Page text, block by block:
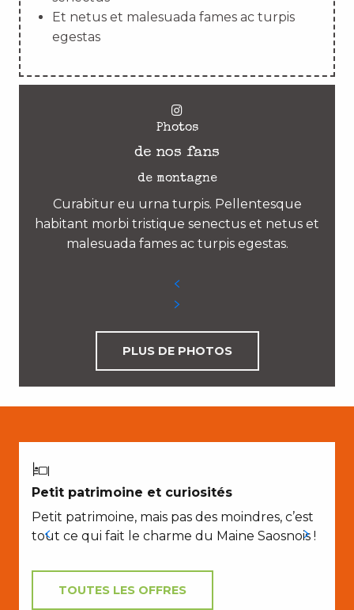
Et netus et malesuada fames ac turpis
egestas
Photos
de nos fans
de montagne
Curabitur eu urna turpis. Pellentesque
habitant morbi tristique senectus et netus et
malesuada fames ac turpis egestas.
PLUS DE PHOTOS
Petit patrimoine et curiosités
Petit patrimoine, mais pas des moindres, c’est
tout ce qui fait le charme du Maine Saosnois !
TOUTES LES OFFRES